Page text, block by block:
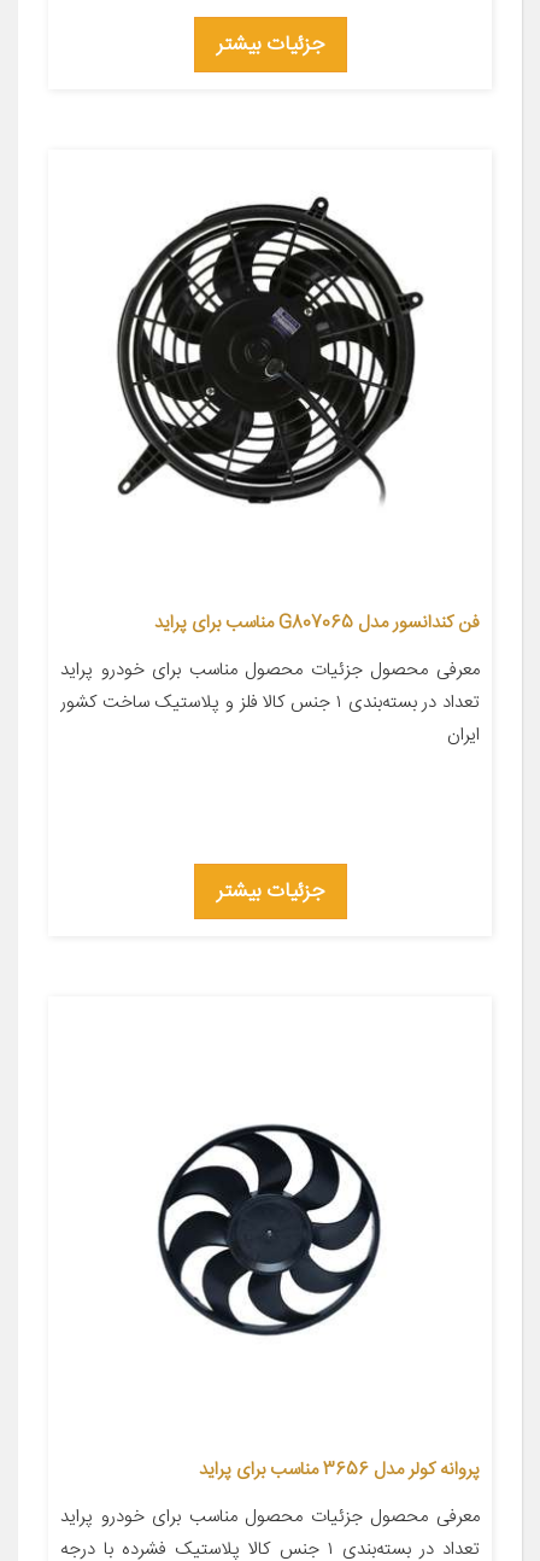
جزئیات بیشتر
فن کندانسور مدل G807065 مناسب برای پراید
معرفی محصول جزئیات محصول مناسب برای خودرو پراید
تعداد در بسته‌بندی ۱ جنس کالا فلز و پلاستیک ساخت کشور
ایران
جزئیات بیشتر
پروانه کولر مدل 3656 مناسب برای پراید
معرفی محصول جزئیات محصول مناسب برای خودرو پراید
تعداد در بسته‌بندی ۱ جنس کالا پلاستیک فشرده با درجه